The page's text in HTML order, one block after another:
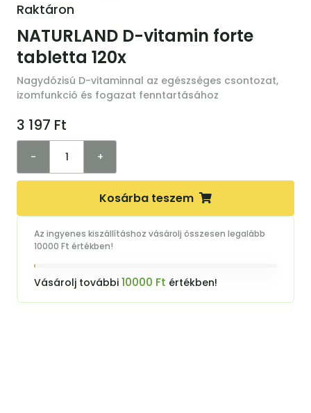
Raktáron
NATURLAND D-vitamin forte
tabletta 120x
Nagydózisú D-vitaminnal az egészséges csontozat,
izomfunkció és fogazat fenntartásához
3 197 Ft
- +
Kosárba teszem
Az ingyenes kiszállításhoz vásárolj összesen legalább
10000 Ft értékben!
Vásárolj további 10000 Ft értékben!